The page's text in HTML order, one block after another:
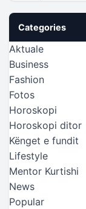
Categories
Aktuale
Business
Fashion
Fotos
Horoskopi
Horoskopi ditor
Kënget e fundit
Lifestyle
Mentor Kurtishi
News
Popular